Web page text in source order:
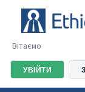
Вітаємо
УВІЙТИ